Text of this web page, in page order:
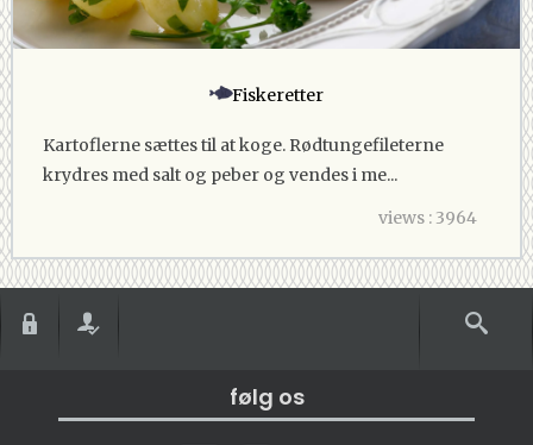
Fiskeretter
Kartoflerne sættes til at koge. Rødtungefileterne
krydres med salt og peber og vendes i me...
views : 3964
følg os